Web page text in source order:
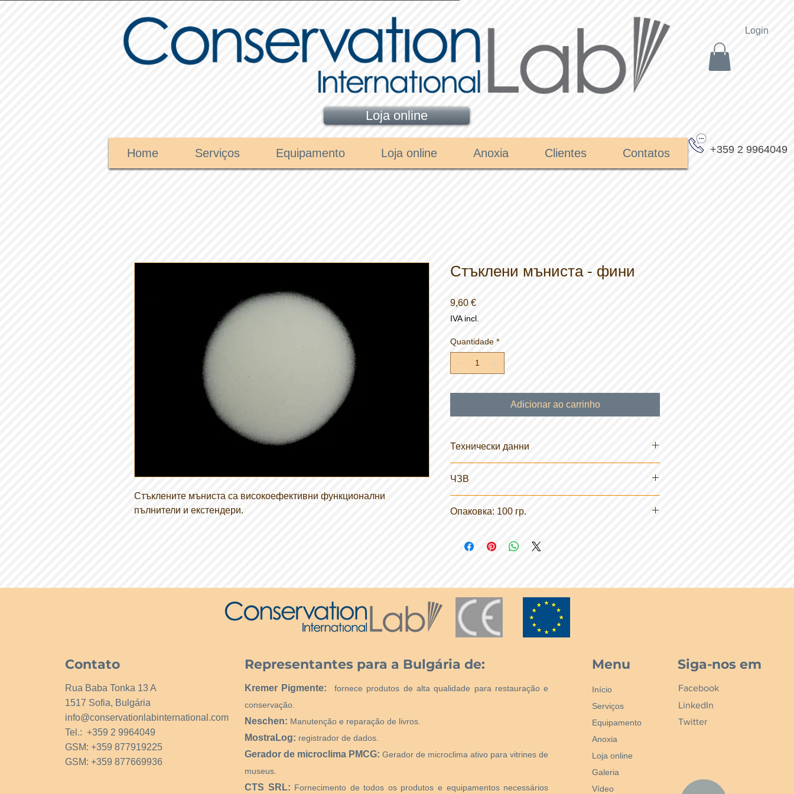
Loja online
Login
Home Serviços Equipamento Loja online Anoxia Clientes Contatos +359 2 9964049
Стъклените мъниста са високоефективни функционални
пълнители и екстендери.
Стъклени мъниста - фини
9,60 €Preço
IVA incl.
Quantidade *
Adicionar ao carrinho
Технически данни
цимент / таделакт
Формуляри: Твърдо вещество; Прах; Перли
Разтворимост във вода:
ЧЗВ
стъклени мъниста?
Опаковка: 100 гр.
Contato
Rua Baba Tonka 13 A
1517 Sofia, Bulgária
info@conservationlabinternational.com
Tel.: +359 2 9964049
GSM: +359 877919225
GSM: +359 877669936
Representantes para a Bulgária de:
Kremer Pigmente:
fornece produtos de alta qualidade para restauração e
conservação.
Neschen: Manutenção e reparação de livros.
MostraLog: registrador de dados.
Gerador de microclima PMCG: Gerador de microclima ativo para vitrines de
museus.
CTS SRL: Fornecimento de todos os produtos e equipamentos necessários
Menu
Início
Serviços
Equipamento
Anoxia
Loja online
Galeria
Vídeo
Siga-nos em
Facebook
LinkedIn
Twitter